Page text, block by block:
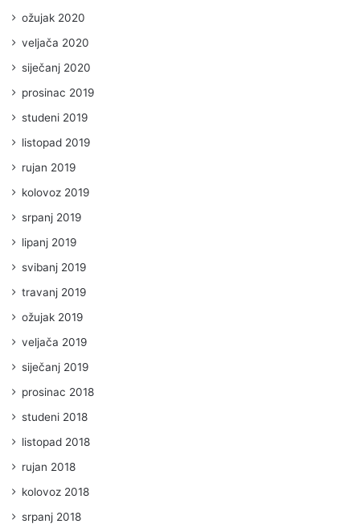
ožujak 2020
veljača 2020
siječanj 2020
prosinac 2019
studeni 2019
listopad 2019
rujan 2019
kolovoz 2019
srpanj 2019
lipanj 2019
svibanj 2019
travanj 2019
ožujak 2019
veljača 2019
siječanj 2019
prosinac 2018
studeni 2018
listopad 2018
rujan 2018
kolovoz 2018
srpanj 2018